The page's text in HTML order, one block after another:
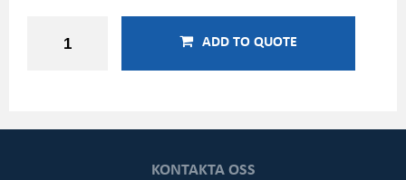
ADD TO QUOTE
KONTAKTA OSS